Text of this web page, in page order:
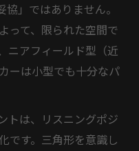
」ではありません。
って、限られた空間で
ニアフィールド型（近
ーは小型でも十分なパ
トは、リスニングポジ
です。三角形を意識し